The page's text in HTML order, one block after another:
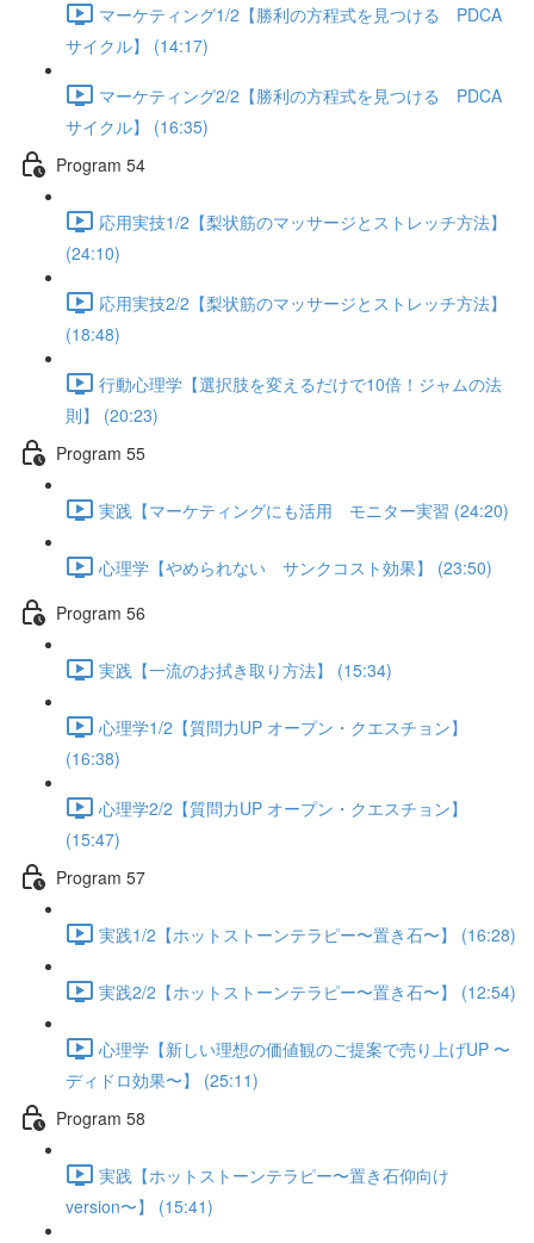
マーケティング1/2【勝利の方程式を見つける PDCA
サイクル】 (14:17)
マーケティング2/2【勝利の方程式を見つける PDCA
サイクル】 (16:35)
Program 54
応用実技1/2【梨状筋のマッサージとストレッチ方法】
(24:10)
応用実技2/2【梨状筋のマッサージとストレッチ方法】
(18:48)
行動心理学【選択肢を変えるだけで10倍！ジャムの法
則】 (20:23)
Program 55
実践【マーケティングにも活用 モニター実習 (24:20)
心理学【やめられない サンクコスト効果】 (23:50)
Program 56
実践【一流のお拭き取り方法】 (15:34)
心理学1/2【質問力UP オープン・クエスチョン】
(16:38)
心理学2/2【質問力UP オープン・クエスチョン】
(15:47)
Program 57
実践1/2【ホットストーンテラピー〜置き石〜】 (16:28)
実践2/2【ホットストーンテラピー〜置き石〜】 (12:54)
心理学【新しい理想の価値観のご提案で売り上げUP 〜
ディドロ効果〜】 (25:11)
Program 58
実践【ホットストーンテラピー〜置き石仰向け
version〜】 (15:41)